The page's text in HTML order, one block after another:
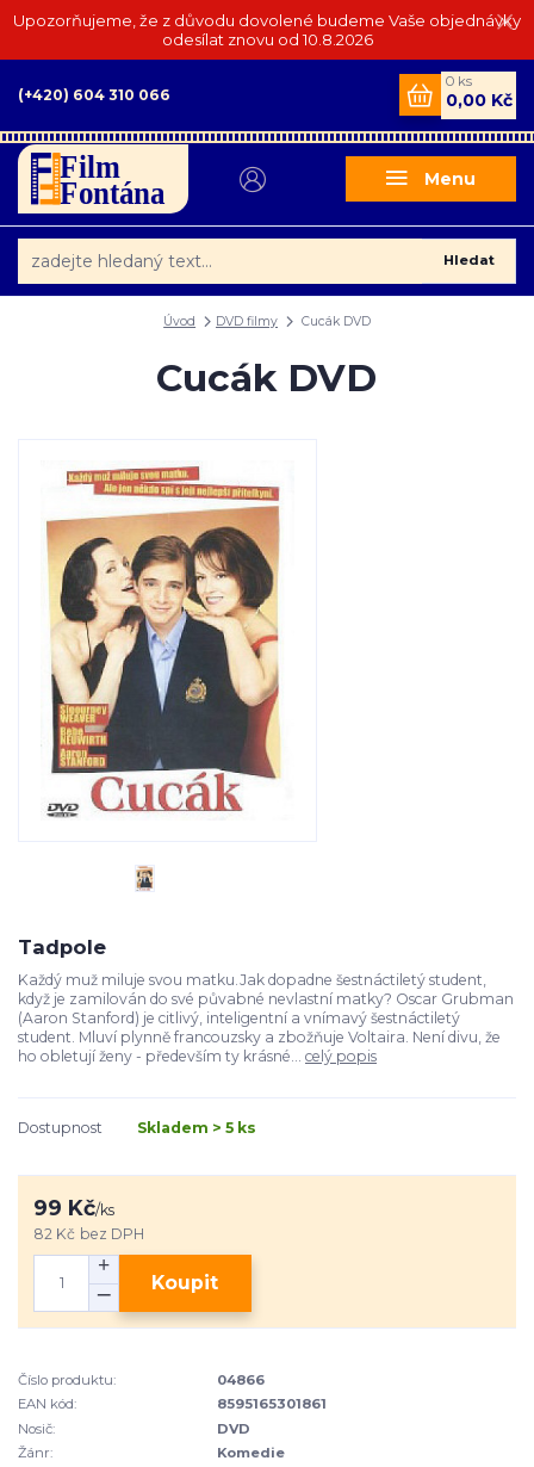
Upozorňujeme, že z důvodu dovolené budeme Vaše objednávky
odesílat znovu od 10.8.2026
Menu
Hledat
(+420) 604 310 066
0 ks
0,00 Kč
Úvod DVD filmy Cucák DVD
Cucák DVD
Tadpole
Každý muž miluje svou matku.Jak dopadne šestnáctiletý student,
když je zamilován do své půvabné nevlastní matky? Oscar Grubman
(Aaron Stanford) je citlivý, inteligentní a vnímavý šestnáctiletý
student. Mluví plynně francouzsky a zbožňuje Voltaira. Není divu, že
ho obletují ženy - především ty krásné... celý popis
Dostupnost Skladem > 5 ks
99 Kč/ks
82 Kč bez DPH
Koupit
Číslo produktu:
04866
EAN kód:
8595165301861
Nosič:
DVD
Žánr:
Komedie